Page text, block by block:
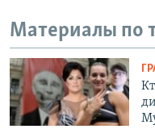
Материалы по